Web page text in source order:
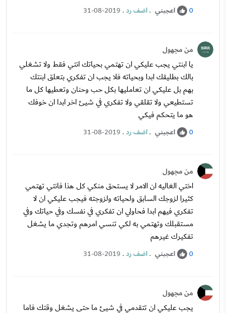
0 اعجبني .اضف رد.
31-08-2019
من مجهول
يا ابنتي يجب عليكي ان تهتمي بحياتك انتي فقط ولا تشغلي
بالك بطليقك ابدا وبحياته فلا يجب ان تفكري بتعلق ابنتك
بهم بل عليكي ان تعامليها بكل حب وحنان وتعطيها كل ما
تستطيعي ولا تقلقي ولا تفكري في شيئ اخر ابدا ان خوفك
هو ما يتحكم فيكي
0 اعجبني .اضف رد.
31-08-2019
من مجهول
اختي الغاليه ان الامر لا يستحق منكي كل هذا فانتي تهتمي
كثيرا لزوجك السابق ولحياته ولزوجته فيجب عليكي ان لا
تفكري فيهم ابدا فحاولي ان تفكري في نفسك وفي حياتك وفي
مستقبلك وتهتمي به لكي تنسي امرهم وتجدي ما يشغل
تفكيرك غيرهم
0 اعجبني .اضف رد.
31-08-2019
من مجهول
يجب عليكي ان تتقدمي في شيئ ما حتى يشغل وقتك فاما